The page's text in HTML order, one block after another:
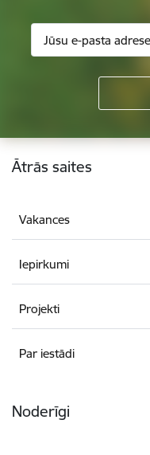
Kājene
Ātrās saites
Vakances
Iepirkumi
Projekti
Par iestādi
Noderīgi